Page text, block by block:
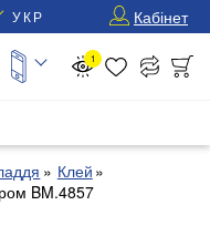
УКР Кабінет
1
Клей
BM.4857